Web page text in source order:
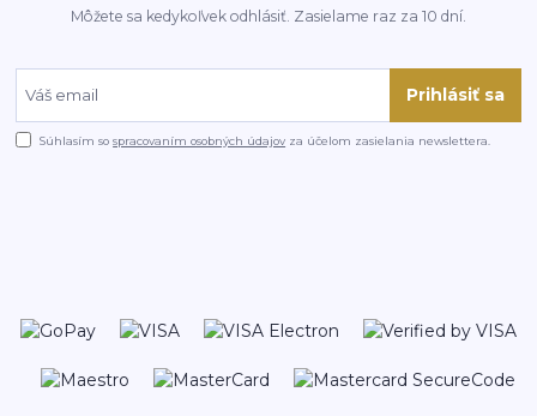
Môžete sa kedykoľvek odhlásiť. Zasielame raz za 10 dní.
Prihlásiť sa
Súhlasím sospracovaním osobných údajov za účelom zasielania newslettera.